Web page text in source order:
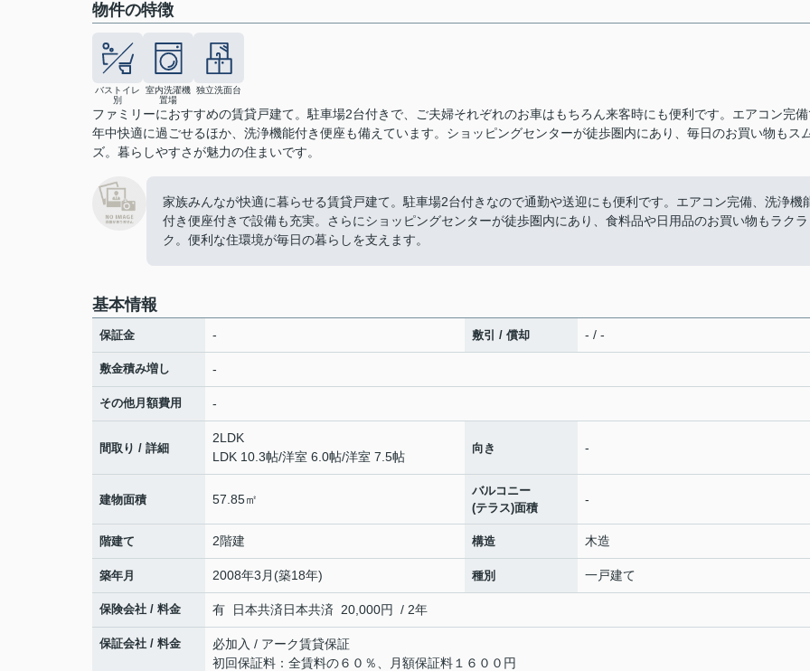
物件の特徴
バストイレ
別
室内洗濯機
置場
独立洗面台
ファミリーにおすすめの賃貸戸建て。駐車場2台付きで、ご夫婦それぞれのお車はもちろん来客時にも便利です。エアコン完
年中快適に過ごせるほか、洗浄機能付き便座も備えています。ショッピングセンターが徒歩圏内にあり、毎日のお買い物もス
ズ。暮らしやすさが魅力の住まいです。
家族みんなが快適に暮らせる賃貸戸建て。駐車場2台付きなので通勤や送迎にも便利です。エアコン完備、洗浄機
付き便座付きで設備も充実。さらにショッピングセンターが徒歩圏内にあり、食料品や日用品のお買い物もラクラ
ク。便利な住環境が毎日の暮らしを支えます。
基本情報
保証金 - 敷引 / 償却 - / -
敷金積み増し -
その他月額費用 -
間取り / 詳細
2LDK
LDK 10.3帖/洋室 6.0帖/洋室 7.5帖
向き -
建物面積 57.85㎡
バルコニー
(テラス)面積
-
階建て 2階建 構造 木造
築年月 2008年3月(築18年) 種別 一戸建て
保険会社 / 料金 有 日本共済日本共済 20,000円 / 2年
保証会社 / 料金
必加入 / アーク賃貸保証
初回保証料：全賃料の６０％、月額保証料１６００円